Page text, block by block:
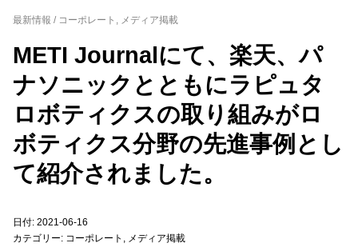
最新情報 / コーポレート , メディア掲載
METI Journalにて、楽天、パ
ナソニックとともにラピュタ
ロボティクスの取り組みがロ
ボティクス分野の先進事例とし
て紹介されました。
日付: 2021-06-16
カテゴリー: コーポレート , メディア掲載